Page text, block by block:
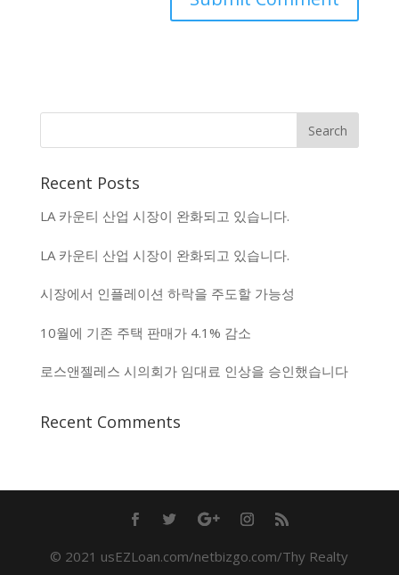
Recent Posts
LA 카운티 산업 시장이 완화되고 있습니다.
LA 카운티 산업 시장이 완화되고 있습니다.
시장에서 인플레이션 하락을 주도할 가능성
10월에 기존 주택 판매가 4.1% 감소
로스앤젤레스 시의회가 임대료 인상을 승인했습니다
Recent Comments
© 2021 usEZLoan.com/netbizgo.com/Thy Realty